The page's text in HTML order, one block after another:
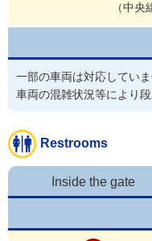
（中
一部の車両は対応していま
車両の混雑状況等により
Restrooms
Inside the gate